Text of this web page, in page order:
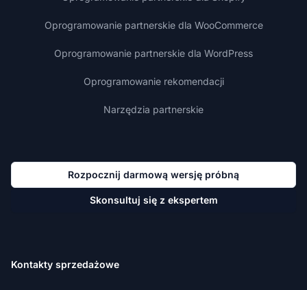
Oprogramowanie partnerskie dla WooCommerce
Oprogramowanie partnerskie dla WordPress
Oprogramowanie rekomendacji
Narzędzia partnerskie
Rozpocznij darmową wersję próbną
Skonsultuj się z ekspertem
Kontakty sprzedażowe